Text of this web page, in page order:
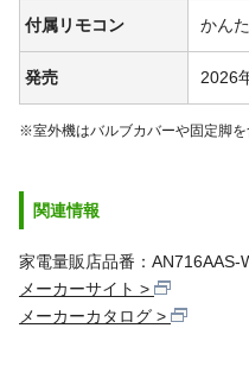
付属リモコン かん
発売 2026
※室外機はバルブカバーや固定脚を
関連情報
家電量販店品番：AN716AAS-
メーカーサイト
メーカーカタログ